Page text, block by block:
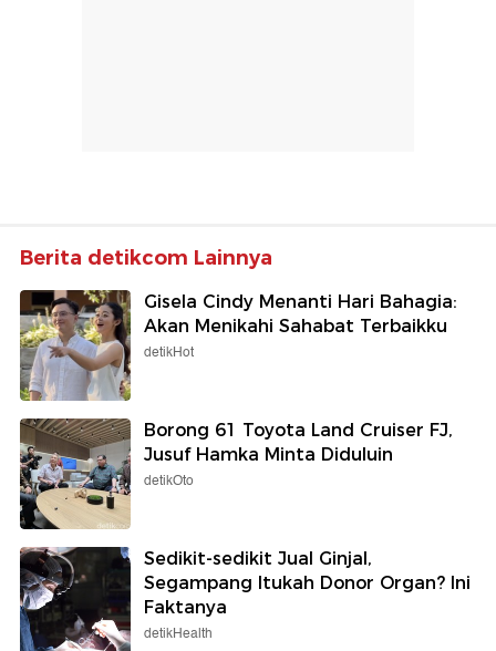
Berita detikcom Lainnya
Gisela Cindy Menanti Hari Bahagia:
Akan Menikahi Sahabat Terbaikku
detikHot
Borong 61 Toyota Land Cruiser FJ,
Jusuf Hamka Minta Diduluin
detikOto
Sedikit-sedikit Jual Ginjal,
Segampang Itukah Donor Organ? Ini
Faktanya
detikHealth